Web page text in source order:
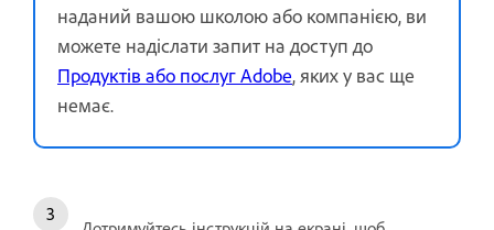
наданий вашою школою або компанією, ви
можете надіслати запит на доступ до
Продуктів або послуг Adobe, яких у вас ще
немає.